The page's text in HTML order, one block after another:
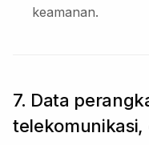
keamanan.
7. Data